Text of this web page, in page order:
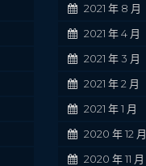
2021 年 8 月
2021 年 4 月
2021 年 3 月
2021 年 2 月
2021 年 1 月
2020 年 12 月
2020 年 11 月